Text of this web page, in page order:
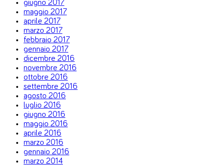
giugno 2017
maggio 2017
aprile 2017
marzo 2017
febbraio 2017
gennaio 2017
dicembre 2016
novembre 2016
ottobre 2016
settembre 2016
agosto 2016
luglio 2016
giugno 2016
maggio 2016
aprile 2016
marzo 2016
gennaio 2016
marzo 2014